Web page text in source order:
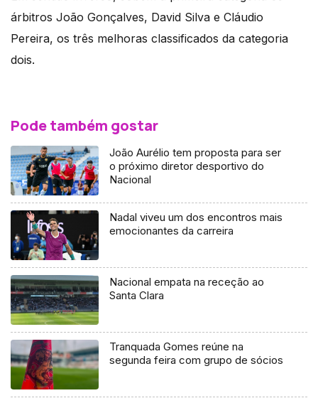
árbitros João Gonçalves, David Silva e Cláudio
Pereira, os três melhoras classificados da categoria
dois.
Pode também gostar
João Aurélio tem proposta para ser
o próximo diretor desportivo do
Nacional
Nadal viveu um dos encontros mais
emocionantes da carreira
Nacional empata na receção ao
Santa Clara
Tranquada Gomes reúne na
segunda feira com grupo de sócios